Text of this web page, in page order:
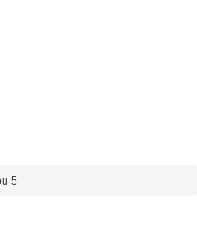
5